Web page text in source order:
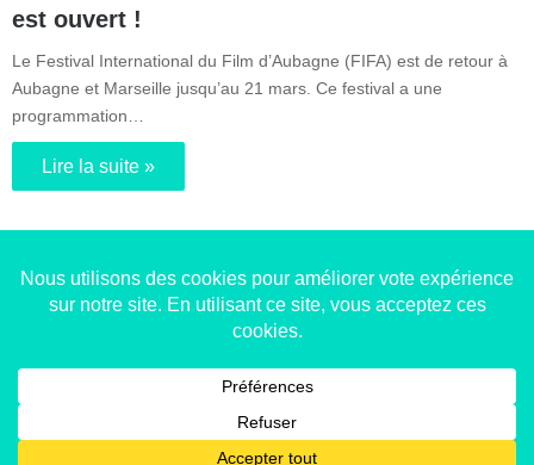
est ouvert !
Le Festival International du Film d’Aubagne (FIFA) est de retour à
Aubagne et Marseille jusqu’au 21 mars. Ce festival a une
programmation…
Lire la suite »
Copyright © 2014-2022Made in Marseille
réservés -mentions légales-nous contacter-qui